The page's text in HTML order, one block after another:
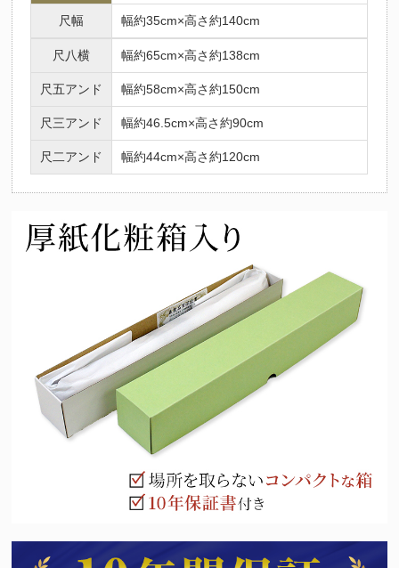
尺幅 幅約35cm×高さ約140cm
尺八横 幅約65cm×高さ約138cm
尺五アンド 幅約58cm×高さ約150cm
尺三アンド 幅約46.5cm×高さ約90cm
尺二アンド 幅約44cm×高さ約120cm